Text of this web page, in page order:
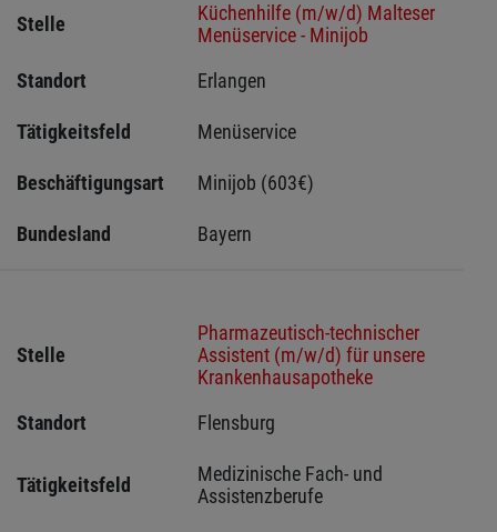
Stelle
Küchenhilfe (m/w/d) Malteser
Menüservice - Minijob
Standort
Erlangen
Tätigkeitsfeld Menüservice
Beschäftigungsart Minijob (603€)
Bundesland Bayern
Stelle
Pharmazeutisch-technischer
Assistent (m/w/d) für unsere
Krankenhausapotheke
Standort
Flensburg
Tätigkeitsfeld
Medizinische Fach- und
Assistenzberufe